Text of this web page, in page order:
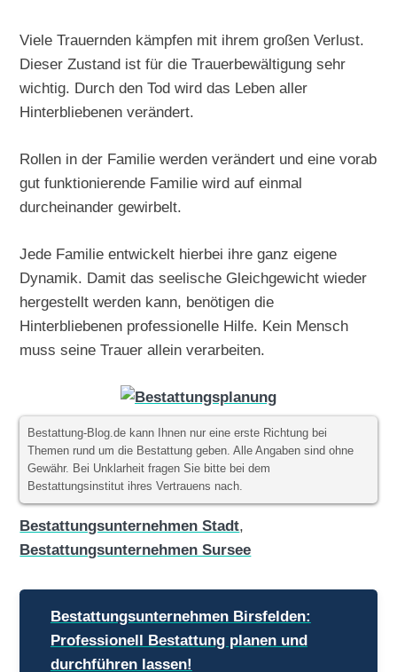
Viele Trauernden kämpfen mit ihrem großen Verlust.
Dieser Zustand ist für die Trauerbewältigung sehr
wichtig. Durch den Tod wird das Leben aller
Hinterbliebenen verändert.
Rollen in der Familie werden verändert und eine vorab
gut funktionierende Familie wird auf einmal
durcheinander gewirbelt.
Jede Familie entwickelt hierbei ihre ganz eigene
Dynamik. Damit das seelische Gleichgewicht wieder
hergestellt werden kann, benötigen die
Hinterbliebenen professionelle Hilfe. Kein Mensch
muss seine Trauer allein verarbeiten.
Bestattung-Blog.de kann Ihnen nur eine erste Richtung bei
Themen rund um die Bestattung geben. Alle Angaben sind ohne
Gewähr. Bei Unklarheit fragen Sie bitte bei dem
Bestattungsinstitut ihres Vertrauens nach.
Bestattungsunternehmen Stadt,
Bestattungsunternehmen Sursee
Beitragsnavigation
Bestattungsunternehmen Birsfelden:
Professionell Bestattung planen und
durchführen lassen!